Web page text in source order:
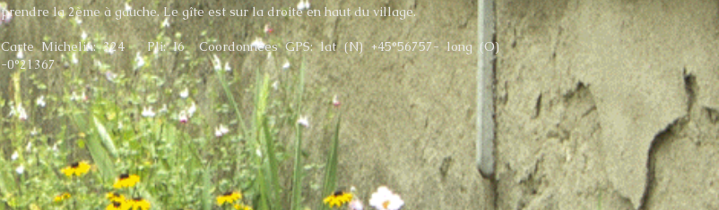
prendre la 2ème à gauche. Le gîte est sur la droite en haut du village.
Carte Michelin: 324 Pli: I6 Coordonnées GPS: lat (N) +45°56757- long (O)
-0°21367